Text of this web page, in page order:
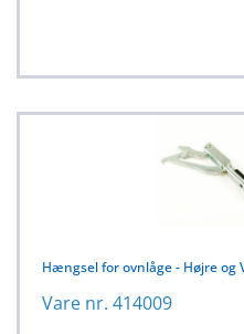
Hængsel for ovnlåge - Højre og
Vare nr. 414009